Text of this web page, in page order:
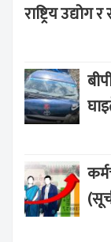
राष्ट्रिय